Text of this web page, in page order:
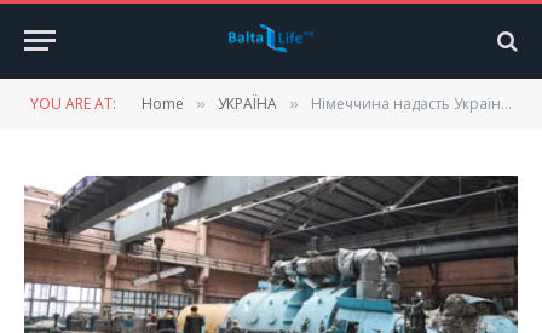
YOU ARE AT: Home » УКРАЇНА » Німеччина надасть Україні 170 мільйонів євро на відновлення енергетики